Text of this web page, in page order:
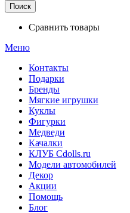
Поиск
Сравнить товары
Меню
Контакты
Подарки
Бренды
Мягкие игрушки
Куклы
Фигурки
Медведи
Качалки
КЛУБ Cdolls.ru
Модели автомобилей
Декор
Акции
Помощь
Блог